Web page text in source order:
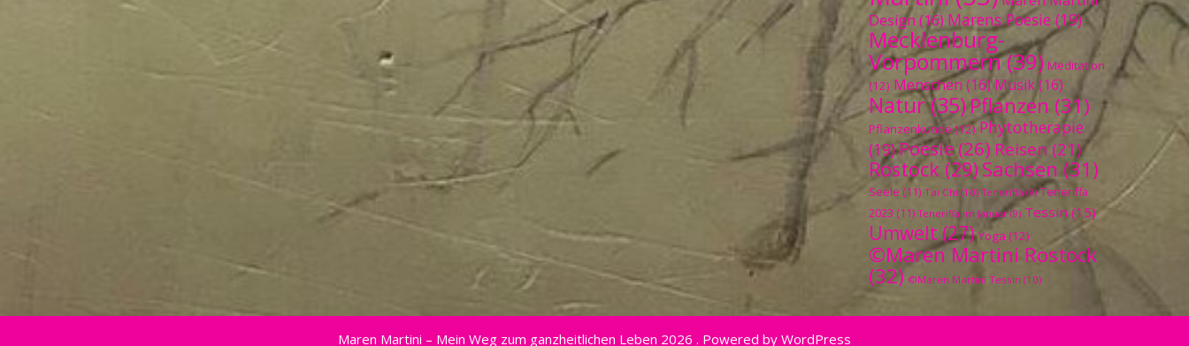
Design (16) Marens Poesie (19)
Mecklenburg-
Vorpommern(39) Meditation
(12) Menschen (16) Musik(16)
Natur(35)Pflanzen (31)
Pflanzenkunde(12) Phytotherapie
(19)Poesie(26) Reisen(21)
Rostock (29) Sachsen (31)
Seele (11) Tai Chi (10) Teneriffa (9) Teneriffa
2023 (11) Teneriffa im Januar(9) Tessin (15)
Umwelt (27) Yoga (12)
©Maren Martini Rostock
(32) ©Maren Martini Tessin (10)
Maren Martini – Mein Weg zum ganzheitlichen Leben 2026 . Powered by WordPress